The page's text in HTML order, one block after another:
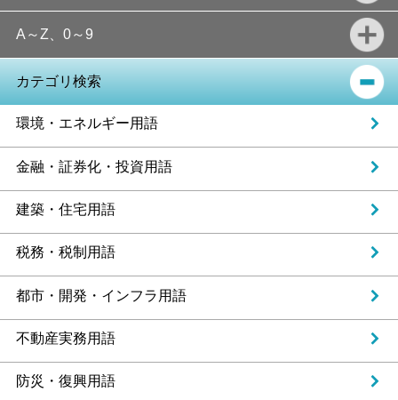
A～Z、0～9
カテゴリ検索
環境・エネルギー用語
金融・証券化・投資用語
建築・住宅用語
税務・税制用語
都市・開発・インフラ用語
不動産実務用語
防災・復興用語